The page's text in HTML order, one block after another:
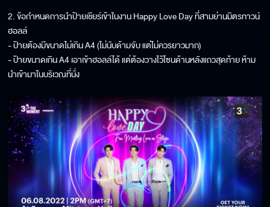
2. ข้อกำหนดการนำป้ายเชียร์เข้าในงาน Happy Love Day ที่สามย่านมิตรทาวน์
ฮอลล์
- ป้ายต้องมีขนาดไม่เกิน A4 (ไม่นับด้ามจับ แต่ไม่ควรยาวมาก)
- ป้ายขนาดเกิน A4 เอาเข้าฮอลล์ได้ แต่ต้องวางไว้โซนด้านหลังแถวสุดท้าย ห้าม
นำเข้ามาในบริเวณที่นั่ง